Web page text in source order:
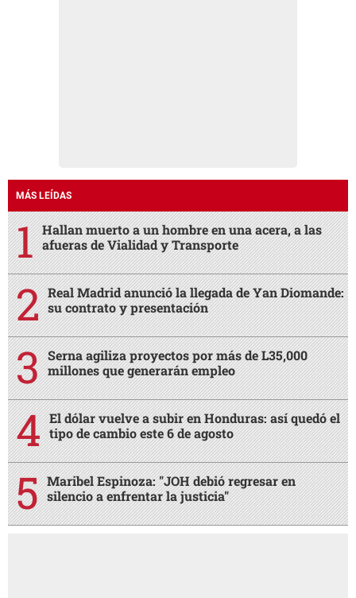
MÁS LEÍDAS
Hallan muerto a un hombre en una acera, a las
afueras de Vialidad y Transporte
Real Madrid anunció la llegada de Yan Diomande:
su contrato y presentación
Serna agiliza proyectos por más de L35,000
millones que generarán empleo
El dólar vuelve a subir en Honduras: así quedó el
tipo de cambio este 6 de agosto
Maribel Espinoza: "JOH debió regresar en
silencio a enfrentar la justicia"